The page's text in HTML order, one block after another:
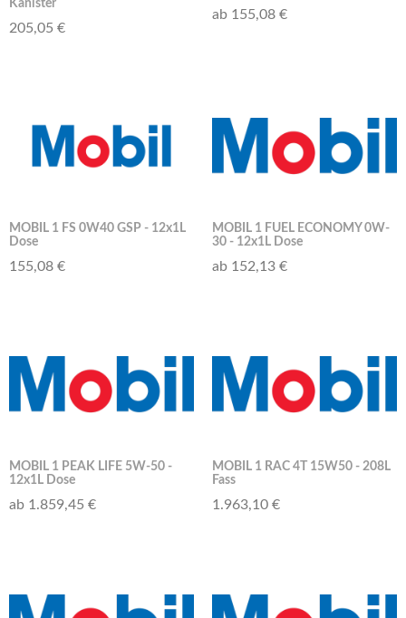
Kanister
205,05 €
ab 155,08 €
MOBIL 1 FS 0W40 GSP - 12x1L
Dose
155,08 €
MOBIL 1 FUEL ECONOMY 0W-
30 - 12x1L Dose
ab 152,13 €
MOBIL 1 PEAK LIFE 5W-50 -
12x1L Dose
ab 1.859,45 €
MOBIL 1 RAC 4T 15W50 - 208L
Fass
1.963,10 €